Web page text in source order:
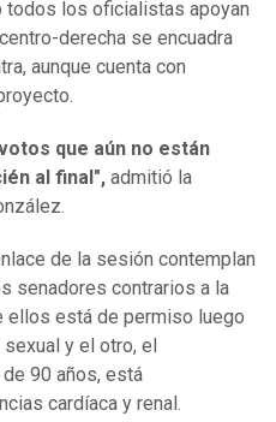
todos los oficialistas apoyan
derecha se encuadra
aunque cuenta con
que aún no están
al final", admitió la
de la sesión contemplan
senadores contrarios a la
ellos está de permiso luego
y el otro, el
90 años, está
cardíaca y renal.